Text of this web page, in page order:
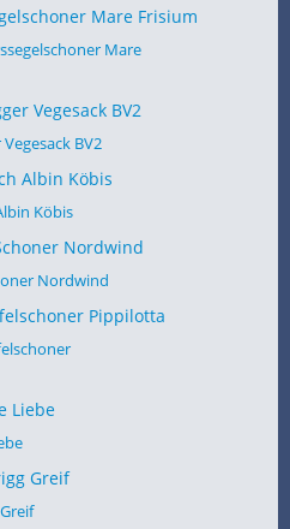
Mare
BV2
Köbis
Nordwind